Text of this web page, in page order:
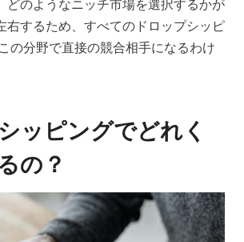
どのようなニッチ市場を選択するかが
右するため、すべてのドロップシッピ
の分野で直接の競合相手になるわけ
ッピングでどれく
の？